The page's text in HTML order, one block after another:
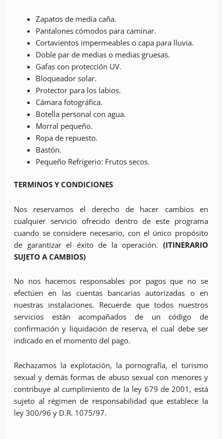
Zapatos de media caña.
Pantalones cómodos para caminar.
Cortavientos impermeables o capa para lluvia.
Doble par de medias o medias gruesas.
Gafas con protección UV.
Bloqueador solar.
Protector para los labios.
Cámara fotográfica.
Botella personal con agua.
Morral pequeño.
Ropa de repuesto.
Bastón.
Pequeño Refrigerio: Frutos secos.
TERMINOS Y CONDICIONES
Nos reservamos el derecho de hacer cambios en
cualquier servicio ofrecido dentro de este programa
cuando se considere necesario, con el único propósito
de garantizar el éxito de la operación. (ITINERARIO
SUJETO A CAMBIOS)
No nos hacemos responsables por pagos que no se
efectúen en las cuentas bancarias autorizadas o en
nuestras instalaciones. Recuerde que todos nuestros
servicios están acompañados de un código de
confirmación y liquidación de reserva, el cual debe ser
indicado en el momento del pago.
Rechazamos la explotación, la pornografía, el turismo
sexual y demás formas de abuso sexual con menores y
contribuye al cumplimiento de la ley 679 de 2001, está
sujeto al régimen de responsabilidad que establece la
ley 300/96 y D.R. 1075/97.